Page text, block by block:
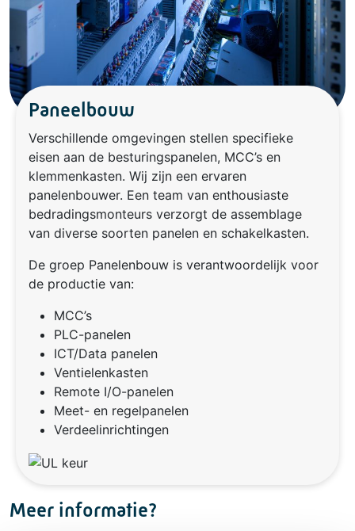
Paneelbouw
Verschillende omgevingen stellen specifieke
eisen aan de besturingspanelen, MCC’s en
klemmenkasten. Wij zijn een ervaren
panelenbouwer. Een team van enthousiaste
bedradingsmonteurs verzorgt de assemblage
van diverse soorten panelen en schakelkasten.
De groep Panelenbouw is verantwoordelijk voor
de productie van:
MCC’s
PLC-panelen
ICT/Data panelen
Ventielenkasten
Remote I/O-panelen
Meet- en regelpanelen
Verdeelinrichtingen
Meer informatie?